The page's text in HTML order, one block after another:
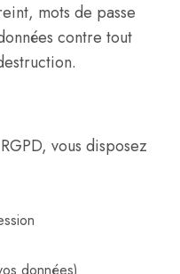
mots de passe
contre tout
vous disposez